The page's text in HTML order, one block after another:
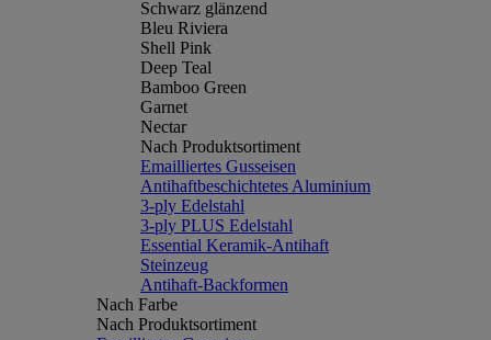
Schwarz glänzend
Bleu Riviera
Shell Pink
Deep Teal
Bamboo Green
Garnet
Nectar
Nach Produktsortiment
Emailliertes Gusseisen
Antihaftbeschichtetes Aluminium
3-ply Edelstahl
3-ply PLUS Edelstahl
Essential Keramik-Antihaft
Steinzeug
Antihaft-Backformen
Nach Farbe
Nach Produktsortiment